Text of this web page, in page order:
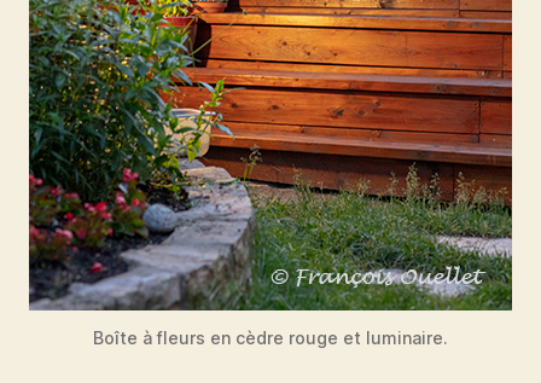
Boîte à fleurs en cèdre rouge et luminaire.